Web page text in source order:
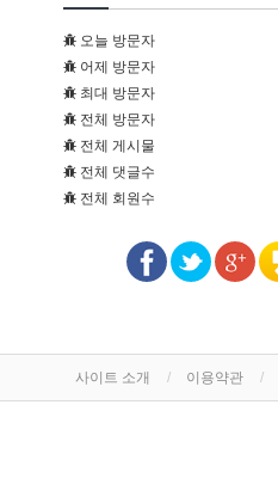
오늘 방문자
어제 방문자
최대 방문자
전체 방문자
전체 게시물
전체 댓글수
전체 회원수
사이트 소개 이용약관